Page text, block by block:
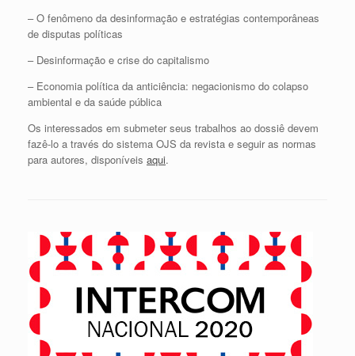
– O fenômeno da desinformação e estratégias contemporâneas
de disputas políticas
– Desinformação e crise do capitalismo
– Economia política da anticiência: negacionismo do colapso
ambiental e da saúde pública
Os interessados em submeter seus trabalhos ao dossiê devem
fazê-lo a través do sistema OJS da revista e seguir as normas
para autores, disponíveis aqui.